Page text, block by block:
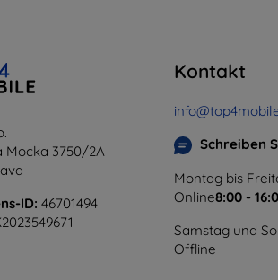
Mocka 3750/2A
ID: 46701494
Kontakt
Schreiben
Montag bis
Online8:00 -
Samstag und
Offline